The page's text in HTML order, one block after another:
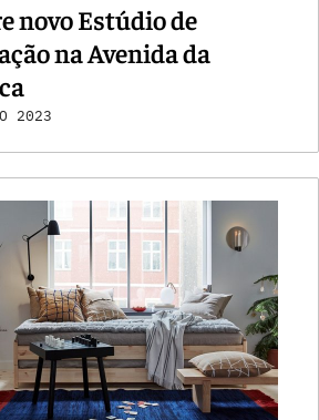
novo Estúdio de
na Avenida da
2023